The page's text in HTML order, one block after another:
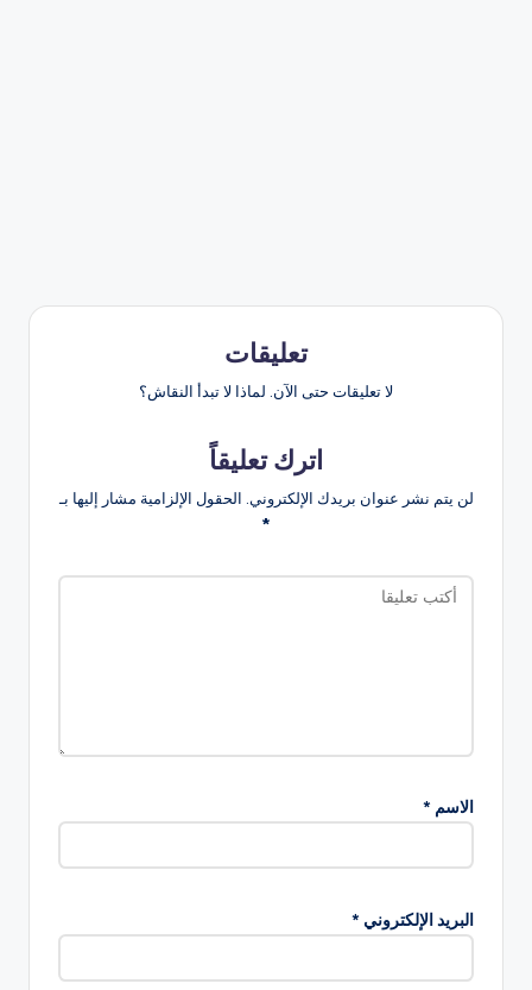
تعليقات
لا تعليقات حتى الآن. لماذا لا تبدأ النقاش؟
اترك تعليقاً
لن يتم نشر عنوان بريدك الإلكتروني. الحقول الإلزامية مشار إليها بـ
*
الاسم *
البريد الإلكتروني *